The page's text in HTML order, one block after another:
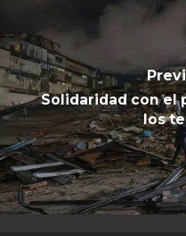
Solidaridad con el
los